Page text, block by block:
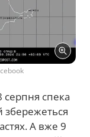
серпня спека
збережеться
А вже 9